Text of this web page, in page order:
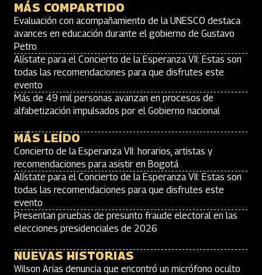
MÁS COMPARTIDO
Evaluación con acompañamiento de la UNESCO destaca
avances en educación durante el gobierno de Gustavo
Petro
Alístate para el Concierto de la Esperanza VII: Estas son
todas las recomendaciones para que disfrutes este
evento
Más de 49 mil personas avanzan en procesos de
alfabetización impulsados por el Gobierno nacional
MÁS LEÍDO
Concierto de la Esperanza VII: horarios, artistas y
recomendaciones para asistir en Bogotá
Alístate para el Concierto de la Esperanza VII: Estas son
todas las recomendaciones para que disfrutes este
evento
Presentan pruebas de presunto fraude electoral en las
elecciones presidenciales de 2026
NUEVAS HISTORIAS
Wilson Arias denuncia que encontró un micrófono oculto